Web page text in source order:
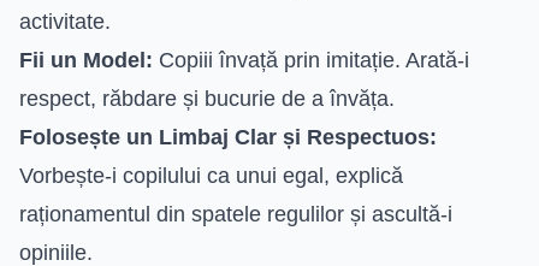
activitate.
Fii un Model: Copiii învață prin imitație. Arată-i
respect, răbdare și bucurie de a învăța.
Folosește un Limbaj Clar și Respectuos:
Vorbește-i copilului ca unui egal, explică
raționamentul din spatele regulilor și ascultă-i
opiniile.